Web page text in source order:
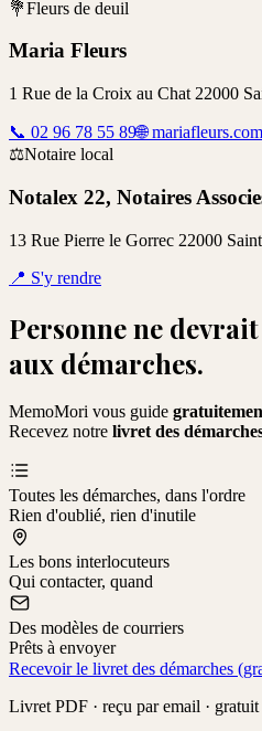
💐Fleurs de deuil
Maria Fleurs
1 Rue de la Croix au Chat 22000
📞 02 96 78 55 89🌐 mariafleurs.com
⚖️Notaire local
Notalex 22, Notaires
13 Rue Pierre le Gorrec 22000
📍 S'y rendre
Personne ne
aux démarches.
MemoMori vous guide
Recevez notre livret des
Toutes les démarches, dans l'ordre
Rien d'oublié, rien d'inutile
Les bons interlocuteurs
Qui contacter, quand
Des modèles de courriers
Prêts à envoyer
Recevoir le livret des démarches
Livret PDF · reçu par email · gratuit